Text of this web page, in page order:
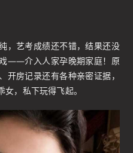
，艺考成绩还不错，结果还没
——介入人家孕晚期家庭！原
开房记录还有各种亲密证据，
，私下玩得飞起。